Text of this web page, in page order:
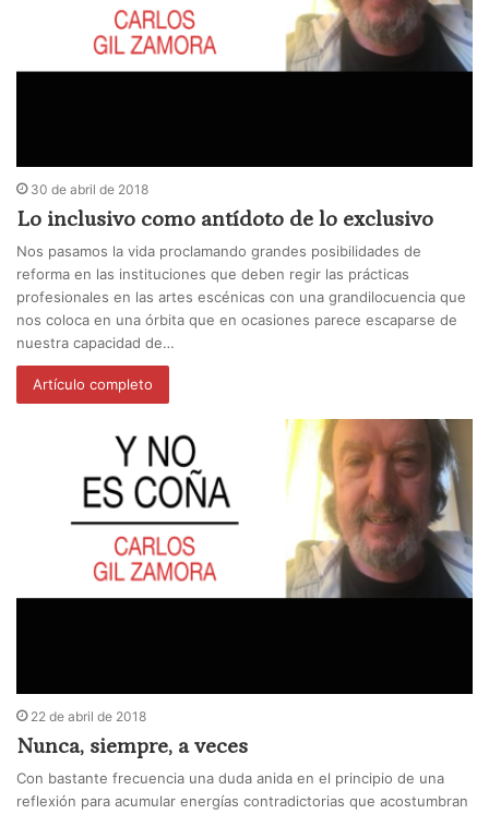
30 de abril de 2018
Lo inclusivo como antídoto de lo exclusivo
Nos pasamos la vida proclamando grandes posibilidades de
reforma en las instituciones que deben regir las prácticas
profesionales en las artes escénicas con una grandilocuencia que
nos coloca en una órbita que en ocasiones parece escaparse de
nuestra capacidad de…
Artículo completo
22 de abril de 2018
Nunca, siempre, a veces
Con bastante frecuencia una duda anida en el principio de una
reflexión para acumular energías contradictorias que acostumbran